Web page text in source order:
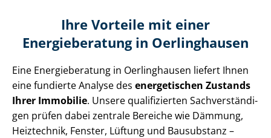
Ihre Vorteile mit einer
Energieberatung in Oerlinghausen
Eine Energieberatung in Oerlinghausen liefert Ihnen
eine fundierte Analyse des energetischen Zustands
Ihrer Immobilie. Unsere qualifizierten Sach­ver­stän­di­
gen prüfen dabei zentrale Bereiche wie Dämmung,
Heiztechnik, Fenster, Lüftung und Bausubstanz –